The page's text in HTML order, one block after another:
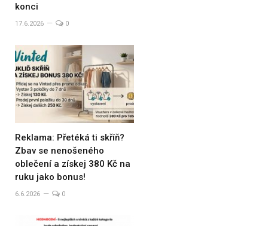
konci
17.6.2026 0
Reklama: Přetéká ti skříň?
Zbav se nenošeného
oblečení a získej 380 Kč na
ruku jako bonus!
6.6.2026 0